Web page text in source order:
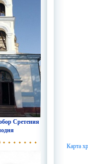
Сретения
Карта